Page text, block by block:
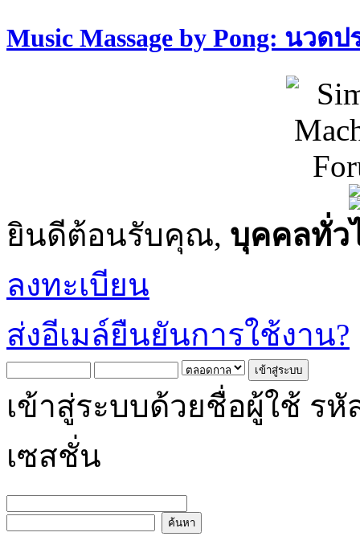
Music Massage by Pong: นวด
ยินดีต้อนรับคุณ, บุคคลทั่ว
ลงทะเบียน
ส่งอีเมล์ยืนยันการใช้งาน?
เข้าสู่ระบบด้วยชื่อผู้ใช้ รหั
เซสชั่น